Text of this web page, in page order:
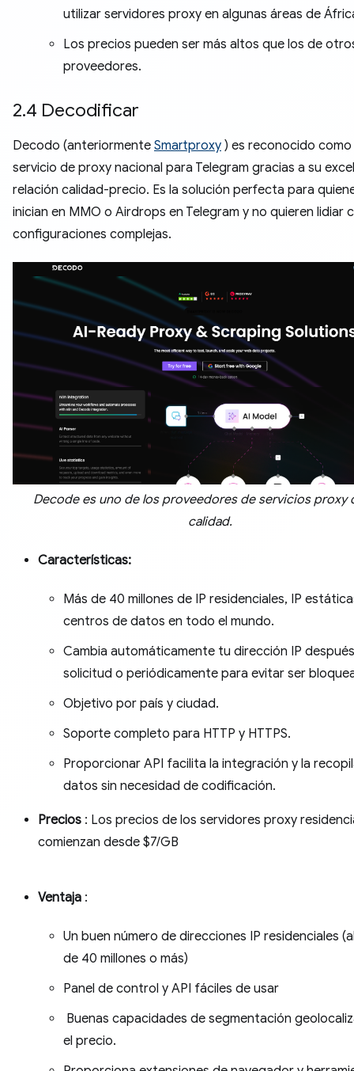
utilizar servidores proxy en algunas áreas de
Los precios pueden ser más altos que los de
proveedores.
2.4 Decodificar
Decodo (anteriormente Smartproxy ) es reconocido como
servicio de proxy nacional para Telegram gracias a su
relación calidad-precio. Es la solución perfecta para
inician en MMO o Airdrops en Telegram y no quieren lidiar
configuraciones complejas.
Decode es uno de los proveedores de servicios proxy
calidad.
Características:
Más de 40 millones de IP residenciales, IP
centros de datos en todo el mundo.
Cambia automáticamente tu dirección IP
solicitud o periódicamente para evitar ser
Objetivo por país y ciudad.
Soporte completo para HTTP y HTTPS.
Proporcionar API facilita la integración y la
datos sin necesidad de codificación.
Precios : Los precios de los servidores proxy
comienzan desde $7/GB
Ventaja :
Un buen número de direcciones IP residenciales
de 40 millones o más)
Panel de control y API fáciles de usar
Buenas capacidades de segmentación
el precio.